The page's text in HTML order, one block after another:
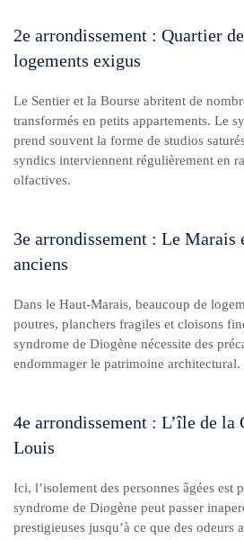
2e arrondissement : Quartier
logements exigus
Le Sentier et la Bourse abritent de
transformés en petits appartements. Le
prend souvent la forme de studios
syndics interviennent régulièrement en
olfactives.
3e arrondissement : Le Marais
anciens
Dans le Haut-Marais, beaucoup de
poutres, planchers fragiles et cloisons
syndrome de Diogène nécessite des
endommager le patrimoine architectural.
4e arrondissement : L’île de la
Louis
Ici, l’isolement des personnes âgées est
syndrome de Diogène peut passer
prestigieuses jusqu’à ce que des odeurs